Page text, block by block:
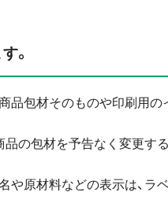
。
品包材そのものや印刷用
の包材を予告なく変更す
や原材料などの表示は、